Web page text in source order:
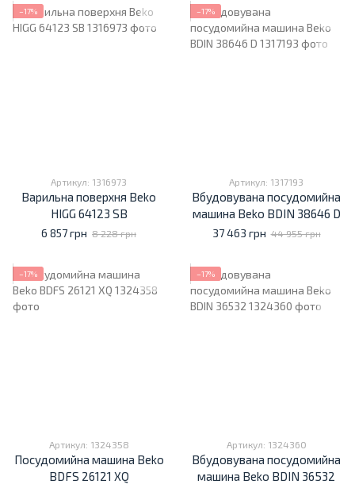
−17%
Артикул: 1316973
Варильна поверхня Beko
HIGG 64123 SB
6 857 грн 8 228 грн
−17%
Артикул: 1317193
Вбудовувана посудомийна
машина Beko BDIN 38646 D
37 463 грн 44 955 грн
−17%
Артикул: 1324358
Посудомийна машина Beko
BDFS 26121 XQ
−17%
Артикул: 1324360
Вбудовувана посудомийна
машина Beko BDIN 36532